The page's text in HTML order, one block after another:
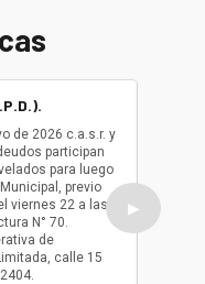
de 2026 c.a.s.r. y
participan
para luego
previo
viernes 22 a las
N° 70.
de
calle 15
ser
oficio
▶